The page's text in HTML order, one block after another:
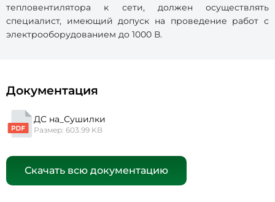
тепловентилятора к сети, должен осуществлять
специалист, имеющий допуск на проведение работ с
электрооборудованием до 1000 В.
Документация
ДС на_Сушилки
Размер: 603.99 KB
Скачать всю документацию